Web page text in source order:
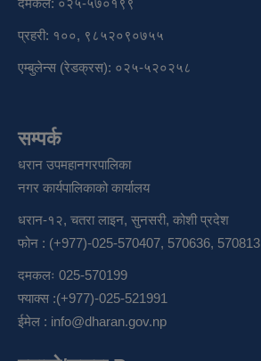
प्रहरी: १००, ९८५२०९०७५५
एम्बुलेन्स (रेडक्रस): ०२५-५२०२५८
सम्पर्क
धरान उपमहानगरपालिका
नगर कार्यपालिकाको कार्यालय
धरान-१२, चतरा लाइन, सुनसरी, कोशी प्रदेश
फोन : (+977)-025-570407, 570636, 570813
दमकलः 025-570199
फ्याक्स :(+977)-025-521991
ईमेल : info@dharan.gov.np